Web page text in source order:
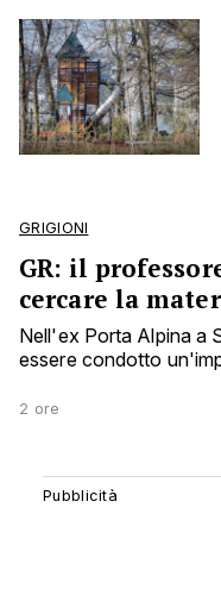
GRIGIONI
GR: il
cercare la
Nell'ex Porta Alpina a
essere condotto
2 ore